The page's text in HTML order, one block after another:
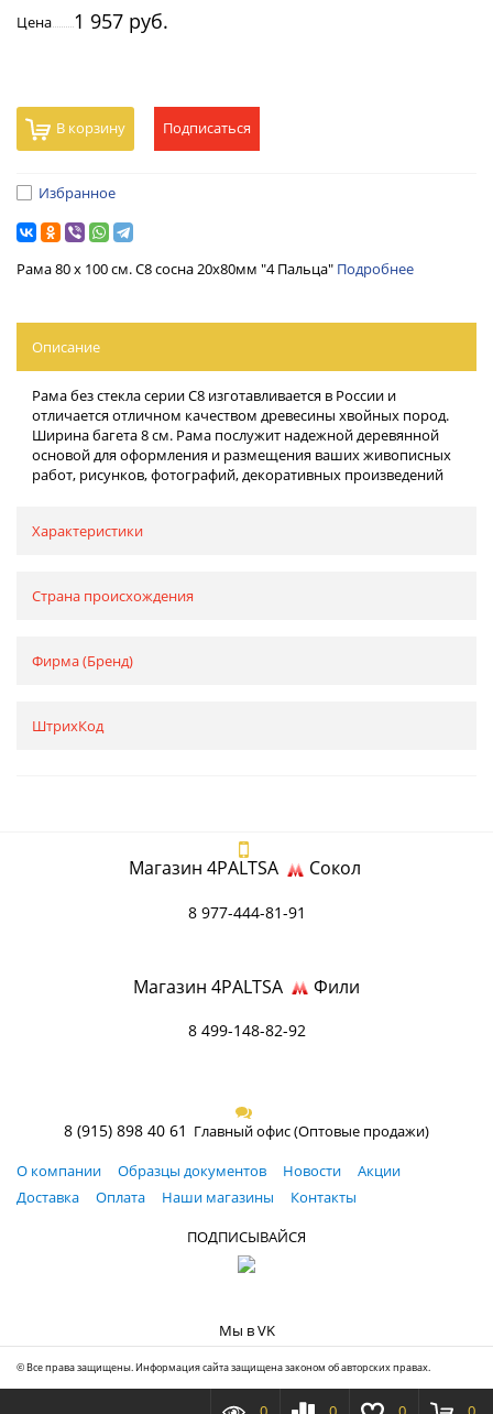
Цена
1 957 руб.
В корзину Подписаться
Избранное
Рама 80 х 100 см. С8 сосна 20х80мм "4 Пальца" Подробнее
Описание
Рама без стекла серии С8 изготавливается в России и
отличается отличном качеством древесины хвойных пород.
Ширина багета 8 см. Рама послужит надежной деревянной
основой для оформления и размещения ваших живописных
работ, рисунков, фотографий, декоративных произведений
Характеристики
Страна происхождения
Фирма (Бренд)
ШтрихКод
Магазин 4PALTSA Сокол
8 977-444-81-91
Магазин 4PALTSA Фили
8 499-148-82-92
8 (915) 898 40 61 Главный офис (Оптовые продажи)
О компании
Образцы документов Новости
Акции
Доставка
Оплата Наши магазины
Контакты
ПОДПИСЫВАЙСЯ
Мы в VK
© Все права защищены. Информация сайта защищена законом об авторских правах.